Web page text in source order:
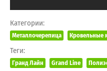
Категории:
Металлочерепица Кровельные
Теги:
Гранд Лайн Grand Line